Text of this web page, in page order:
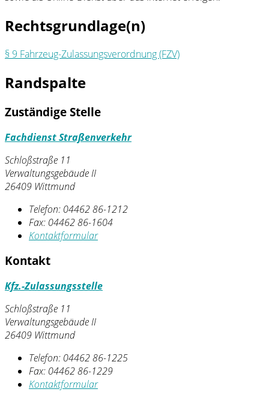
Rechtsgrundlage(n)
§ 9 Fahrzeug-Zulassungsverordnung (FZV)
Randspalte
Zuständige Stelle
Fachdienst Straßenverkehr
Schloßstraße 11
Verwaltungsgebäude II
26409 Wittmund
Telefon: 04462 86-1212
Fax: 04462 86-1604
Kontaktformular
Kontakt
Kfz.-Zulassungsstelle
Schloßstraße 11
Verwaltungsgebäude II
26409 Wittmund
Telefon: 04462 86-1225
Fax: 04462 86-1229
Kontaktformular